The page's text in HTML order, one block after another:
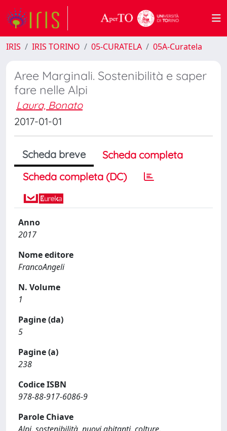
IRIS IRIS TORINO 05-CURATELA 05A-Curatela
Aree Marginali. Sostenibilità e saper
fare nelle Alpi
Laura, Bonato
2017-01-01
Scheda breve
Scheda completa
Scheda completa (DC)
Anno
2017
Nome editore
FrancoAngeli
N. Volume
1
Pagine (da)
5
Pagine (a)
238
Codice ISBN
978-88-917-6086-9
Parole Chiave